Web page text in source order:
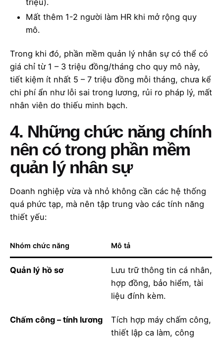
triệu).
Mất thêm 1-2 người làm HR khi mở rộng quy
mô.
Trong khi đó, phần mềm quản lý nhân sự có thể có
giá chỉ từ 1 – 3 triệu đồng/tháng cho quy mô này,
tiết kiệm ít nhất 5 – 7 triệu đồng mỗi tháng, chưa kể
chi phí ẩn như lỗi sai trong lương, rủi ro pháp lý, mất
nhân viên do thiếu minh bạch.
4. Những chức năng chính
nên có trong phần mềm
quản lý nhân sự
Doanh nghiệp vừa và nhỏ không cần các hệ thống
quá phức tạp, mà nên tập trung vào các tính năng
thiết yếu:
Nhóm chức năng Mô tả
Quản lý hồ sơ
Lưu trữ thông tin cá nhân,
hợp đồng, bảo hiểm, tài
liệu đính kèm.
Chấm công – tính lương
Tích hợp máy chấm công,
thiết lập ca làm, công